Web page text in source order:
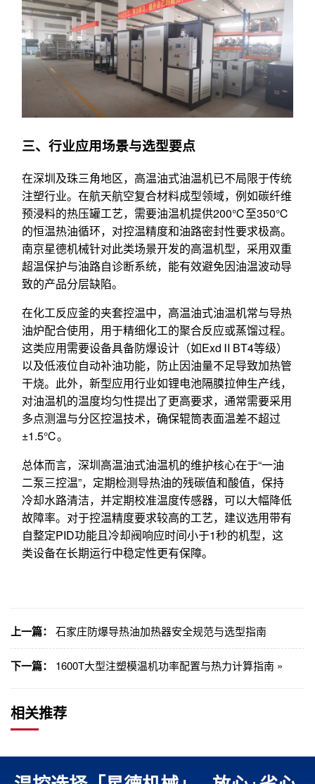
三、行业应用场景与选型要点
在深圳及珠三角地区，高温油式油温机已不局限于传统
注塑行业。在航天航空复合材料成型领域，例如碳纤维
预浸料的热压罐工艺，需要油温机提供200℃至350℃
的恒温热油循环，对控温精度和油路密封性要求极高。
南京星德机械针对此类场景开发的高温机型，采用双重
超温保护与油路自诊断系统，能有效避免因油温波动导
致的产品分层缺陷。
在化工反应釜的夹套控温中，高温油式油温机常与导热
油炉配合使用，用于精细化工的聚合反应或蒸馏过程。
这类应用需要设备具备防爆设计（如ExdⅡBT4等级）
以及低液位自动补油功能，防止因油量不足导致加热管
干烧。此外，新型应用行业如锂电池隔膜拉伸生产线，
对油温机的温度均匀性提出了更高要求，通常需要采用
多点测温与分区控温技术，确保辊筒表面温差不超过
±1.5℃。
总体而言，深圳高温油式油温机的维护核心在于“一油
二泵三控温”，定期检测导热油的残碳值和酸值，保持
冷却水路清洁，并定期校准温度传感器，可以大幅降低
故障率。对于控温精度要求较高的工艺，建议选用带有
自整定PID功能且冷却阀响应时间小于1秒的机型，这
类设备在长期运行中稳定性更有保障。
上一篇： 石家庄防爆导热油加热器安全规范与选型指南
下一篇： 1600T大型注塑模温机功率配置与热力计算指南 »
相关推荐